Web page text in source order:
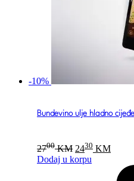
-10%
Bundevino ulje hladno
2700 KM Original
price
was:
2430 KMCurrent
price
2430
Dodaj u korpu